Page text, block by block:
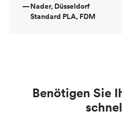
—Nader, Düsseldorf
Standard PLA, FDM
Benötigen Sie